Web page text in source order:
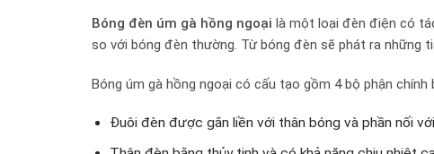
Bóng đèn úm gà hồng ngoại là một loại đèn điện có
so với bóng đèn thường. Từ bóng đèn sẽ phát ra những
Bóng úm gà hồng ngoại có cấu tạo gồm 4 bộ phận chính
Đuôi đèn được gắn liền với thân bóng và phần nối